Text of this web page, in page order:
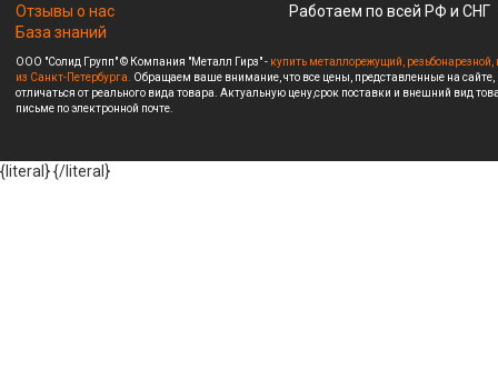
Отзывы о нас
База знаний
Работаем по всей РФ и СНГ
ООО "Солид Групп" © Компания "Металл Гирз" - купить металлорежущий,
из Санкт-Петербурга. Обращаем ваше внимание, что все цены, представленные на
отличаться от реального вида товара. Актуальную цену,срок поставки и внешний вид
письме по электронной почте.
{literal}{/literal}